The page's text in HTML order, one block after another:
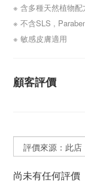
※ 含多種天然植物配
※ 不含SLS ,
※ 敏感皮膚適用
顧客評價
尚未有任何評價